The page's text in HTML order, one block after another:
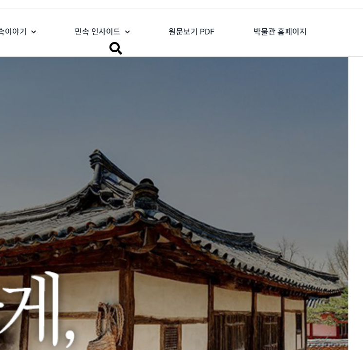
이야기 민속 인사이드 원문보기 PDF 박물관 홈페이지